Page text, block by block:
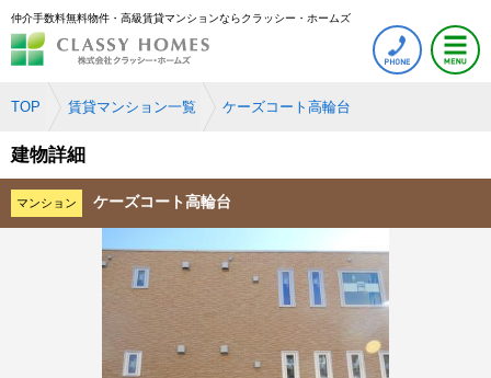
仲介手数料無料物件・高級賃貸マンションならクラッシー・ホームズ
TOP 賃貸マンション一覧 ケーズコート高輪台
建物詳細
マンション ケーズコート高輪台